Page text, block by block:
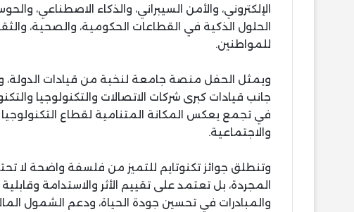
الإلكتروني، والأمن السيبراني، والذكاء الاصطناعي،
الحلول الذكية في القطاعات الحكومية، والصحية،
للمواطنين.
ويمثل الحفل منصة جامعة لنخبة من قيادات الدولة،
جانب قيادات كبرى شركات الاتصالات والتكنولوجيا
في تجمع يعكس المكانة المتنامية لقطاع التكنولوجيا
والاجتماعية.
وتنطلق جوائز تكنوتايم للتميز من فلسفة واضحة لا
المجردة، بل تعتمد على تقييم الأثر والاستدامة
والمبادرات في تحسين جودة الحياة، ودعم الشمول